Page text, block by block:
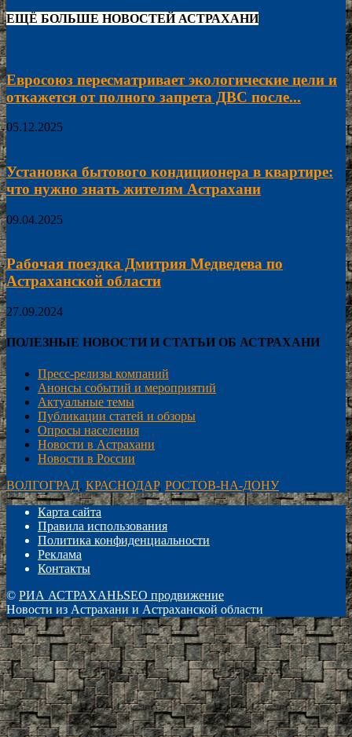
ЕЩЁ БОЛЬШЕ НОВОСТЕЙ АСТРАХАНИ
Евросоюз пересматривает экологические цели и
откажется от полного запрета ДВС после...
05.12.2025
Установка бытового кондиционера в квартире:
что нужно знать жителям Астрахани
09.04.2025
Рабочая поездка Дмитрия Медведева по
Астраханской области
27.09.2024
ПОЛЕЗНЫЕ НОВОСТИ И СТАТЬИ ОБ АСТРАХАНИ
Пресс-релизы компаний
Анонсы событий и мероприятий
Актуальные темы
Публикации статей и обзоры
Опросы населения
Новости в Астрахани
Новости в России
ВОЛГОГРАД, КРАСНОДАР, РОСТОВ-НА-ДОНУ
Карта сайта
Правила использования
Политика конфиденциальности
Реклама
Контакты
© РИА АСТРАХАНЬSEO продвижение
Новости из Астрахани и Астраханской области